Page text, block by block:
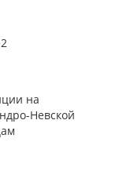
на
Невской